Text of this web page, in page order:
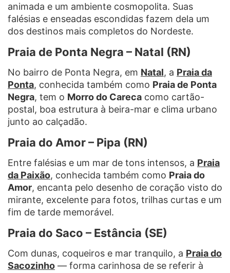
animada e um ambiente cosmopolita. Suas
falésias e enseadas escondidas fazem dela um
dos destinos mais completos do Nordeste.
Praia de Ponta Negra – Natal (RN)
No bairro de Ponta Negra, em Natal, a Praia da
Ponta, conhecida também como Praia de Ponta
Negra, tem o Morro do Careca como cartão-
postal, boa estrutura à beira-mar e clima urbano
junto ao calçadão.
Praia do Amor – Pipa (RN)
Entre falésias e um mar de tons intensos, a Praia
da Paixão, conhecida também como Praia do
Amor, encanta pelo desenho de coração visto do
mirante, excelente para fotos, trilhas curtas e um
fim de tarde memorável.
Praia do Saco – Estância (SE)
Com dunas, coqueiros e mar tranquilo, a Praia do
Sacozinho — forma carinhosa de se referir à